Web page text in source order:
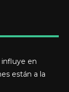
en
están a la